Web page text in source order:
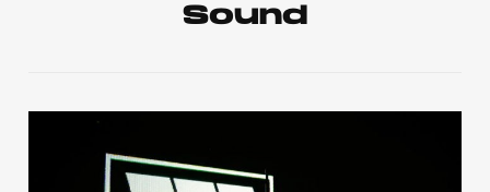
TV
Sound